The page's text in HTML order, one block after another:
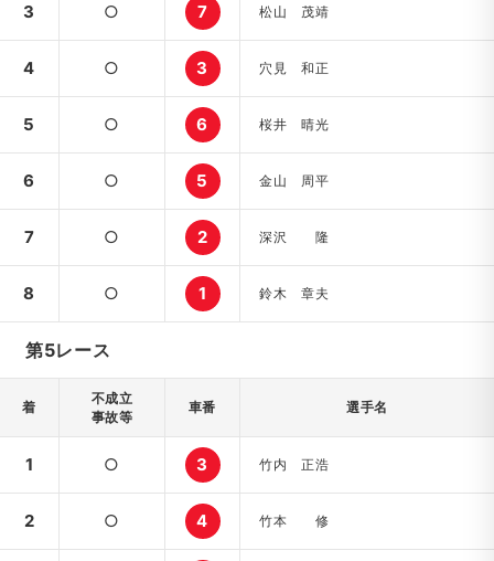
3 ○ 7 松山 茂靖
4 ○ 3 穴見 和正
5 ○ 6 桜井 晴光
6 ○ 5 金山 周平
7 ○ 2 深沢 隆
8 ○ 1 鈴木 章夫
第5レース
着
不成立
事故等
車番 選手名
1 ○ 3 竹内 正浩
2 ○ 4 竹本 修